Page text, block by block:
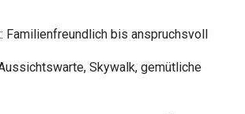
Familienfreundlich bis anspruchsvoll
Skywalk, gemütliche